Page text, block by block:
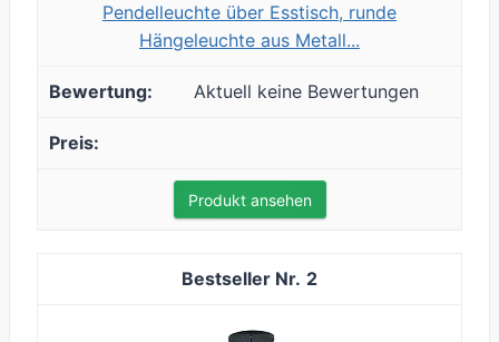
Pendelleuchte über Esstisch, runde
Hängeleuchte aus Metall...
Aktuell keine Bewertungen
Produkt ansehen
2